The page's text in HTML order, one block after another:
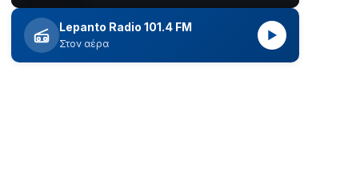
Lepanto Radio 101.4 FM
Στον αέρα
▶